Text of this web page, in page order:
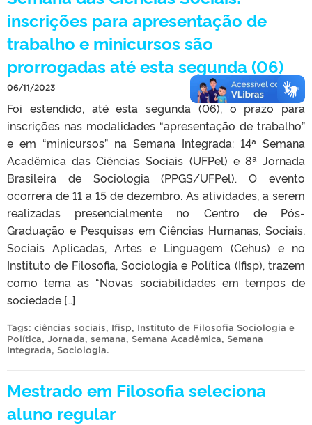
inscrições para apresentação de
trabalho e minicursos são
prorrogadas até esta segunda (06)
06/11/2023
Foi estendido, até esta segunda (06), o prazo para
inscrições nas modalidades “apresentação de trabalho”
e em “minicursos” na Semana Integrada: 14ª Semana
Acadêmica das Ciências Sociais (UFPel) e 8ª Jornada
Brasileira de Sociologia (PPGS/UFPel). O evento
ocorrerá de 11 a 15 de dezembro. As atividades, a serem
realizadas presencialmente no Centro de Pós-
Graduação e Pesquisas em Ciências Humanas, Sociais,
Sociais Aplicadas, Artes e Linguagem (Cehus) e no
Instituto de Filosofia, Sociologia e Política (Ifisp), trazem
como tema as “Novas sociabilidades em tempos de
sociedade […]
Tags: ciências sociais, Ifisp, Instituto de Filosofia Sociologia e
Política, Jornada, semana, Semana Acadêmica, Semana
Integrada, Sociologia.
Mestrado em Filosofia seleciona
aluno regular